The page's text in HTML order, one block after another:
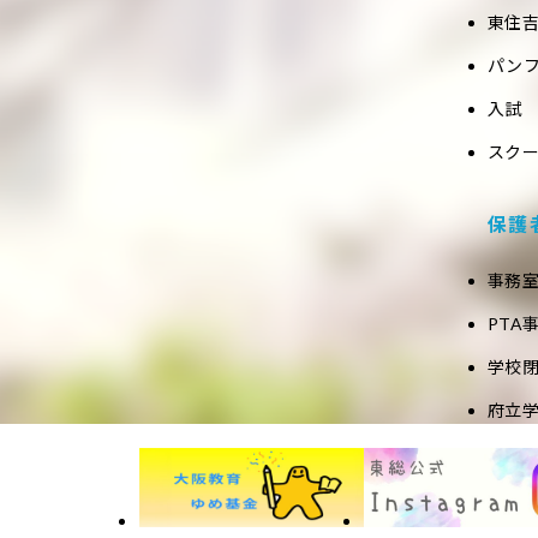
東住
パン
入試
スク
保護
事務
PTA
学校
府立